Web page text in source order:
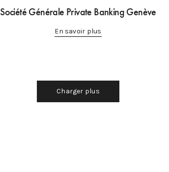
Société Générale Private Banking Genève
En savoir plus
Charger plus